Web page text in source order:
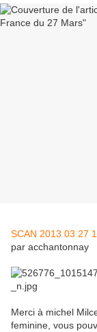
SCAN 2013 03 27
par acchantonnay
Merci à michel
feminine, vous